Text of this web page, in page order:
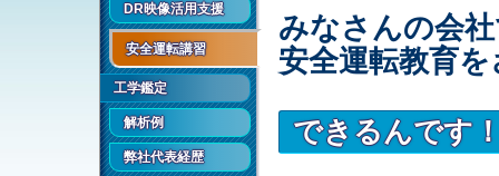
DR映像活用支援
安全運転講習
工学鑑定
解析例
弊社代表経歴
みなさんの会
安全運転教育
できるんです